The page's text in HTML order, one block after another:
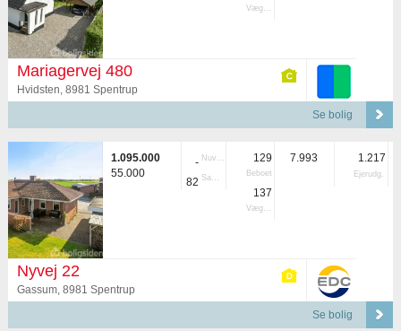
Vægtet
Mariagervej 480
Hvidsten, 8981 Spentrup
Se bolig
1.095.000
55.000
- Nuvær.
82 Samlet
129
Beboet
137
Vægtet
7.993 1.217
Ejerudg.
Nyvej 22
Gassum, 8981 Spentrup
Se bolig